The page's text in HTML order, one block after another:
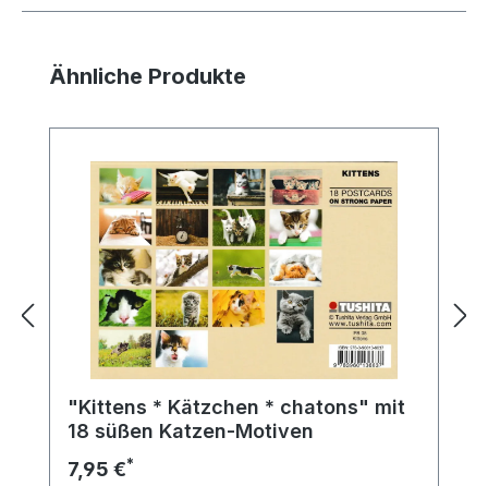
Produktgalerie überspringen
Ähnliche Produkte
"Kittens * Kätzchen * chatons" mit
18 süßen Katzen-Motiven
7,95 €*